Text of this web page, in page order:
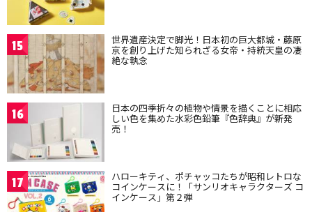
15 世界遺産決定で脚光！日本初の巨大都城・藤原
京を創り上げた知られざる女帝・持統天皇の凄
絶な執念
16 日本の四季折々の植物や情景を描くことに相応
しい色を集めた水彩色鉛筆『色辞典』が新発
売！
17 ハローキティ、ポチャッコたちが昭和レトロな
コインケースに！「サンリオキャラクターズ コ
インケース」第２弾